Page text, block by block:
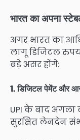
भारत का अपना
अगर भारत का
लागू डिजिटल
बड़े असर होंगे:
1. डिजिटल पेमेंट और
UPI के बाद
सुरक्षित लेनदेन